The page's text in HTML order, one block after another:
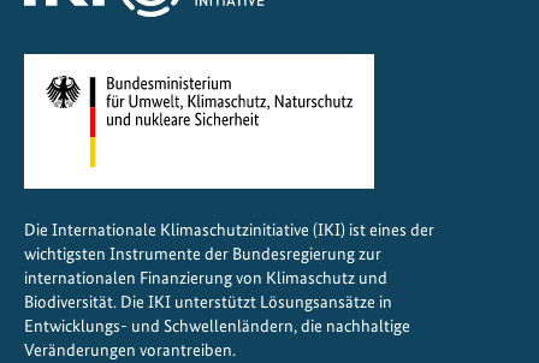
d
e
g
o
l
e
Die Internationale Klimaschutzinitiative (IKI) ist eines der
wichtigsten Instrumente der Bundesregierung zur
internationalen Finanzierung von Klimaschutz und
Biodiversität. Die IKI unterstützt Lösungsansätze in
Entwicklungs- und Schwellenländern, die nachhaltige
Veränderungen vorantreiben.